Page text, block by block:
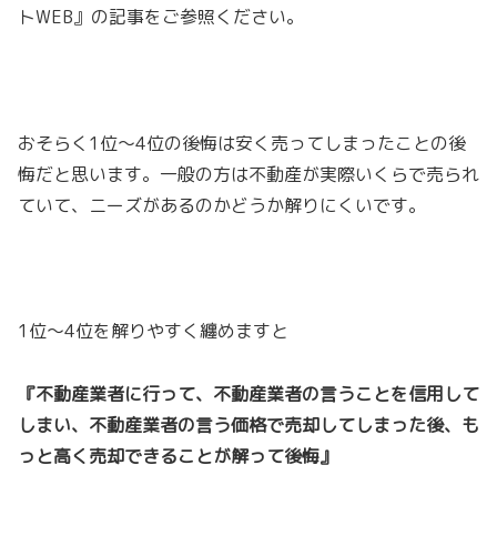
トWEB』の記事をご参照ください。
おそらく1位〜4位の後悔は安く売ってしまったことの後
悔だと思います。一般の方は不動産が実際いくらで売られ
ていて、ニーズがあるのかどうか解りにくいです。
1位～4位を解りやすく纏めますと
『不動産業者に行って、不動産業者の言うことを信用して
しまい、不動産業者の言う価格で売却してしまった後、も
っと高く売却できることが解って後悔』